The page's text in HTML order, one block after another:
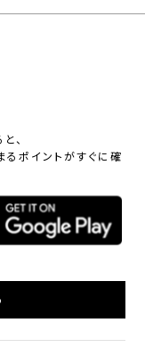
、
ポイントがすぐに確